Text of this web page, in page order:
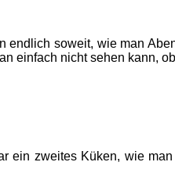
soweit, wie man
einfach nicht sehen kann,
ein zweites Küken, wie